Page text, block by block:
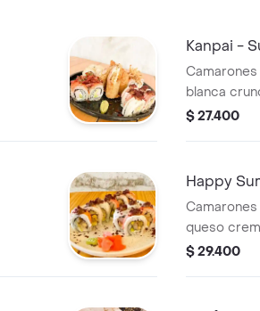
Kanpai -
blanca
sour cream
$ 27.400
Happy
Camarones
queso
dinamita.
$ 29.400